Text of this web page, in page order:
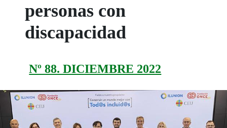
personas con
discapacidad
Nº 88. DICIEMBRE 2022